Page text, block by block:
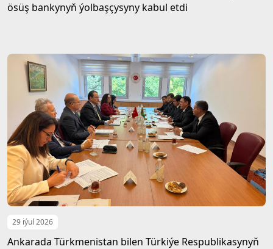
ösüş bankynyň ýolbaşçysyny kabul etdi
29 iýul 2026
Ankarada Türkmenistan bilen Türkiýe Respublikasynyň